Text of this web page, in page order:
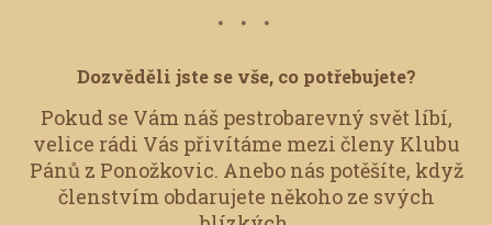
Dozvěděli jste se vše, co potřebujete?
Pokud se Vám náš pestrobarevný svět líbí,
velice rádi Vás přivítáme mezi členy Klubu
Pánů z Ponožkovic. Anebo nás potěšíte, když
členstvím obdarujete někoho ze svých